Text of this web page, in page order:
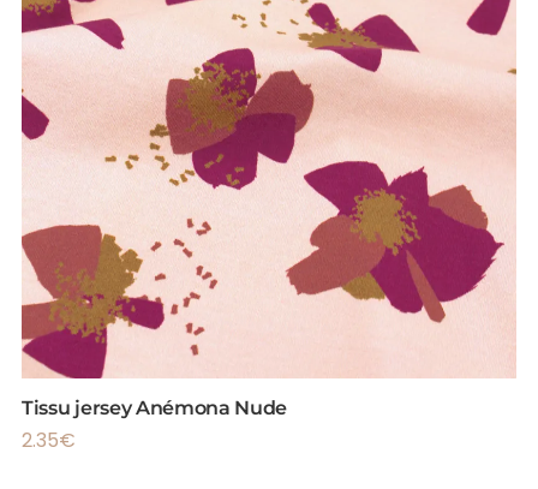
Tissu jersey Anémona Nude
2.35€